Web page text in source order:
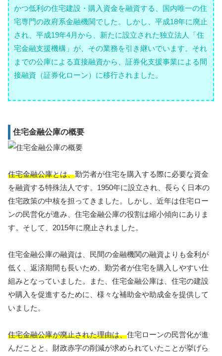
かつ低利の住宅建設・購入資金を融資する、国内唯一の住
宅専門の政府系金融機関でした。しかし、平成18年に廃止
され、平成19年4月から、新たに設立された独立法人「住
宅金融支援機構」が、その業務を引き継いでいます。それ
までの公庫による直接融資から、証券化支援事業による間
接融資（証券化ローン）に移行されました。
住宅金融公庫の概要
住宅金融公庫とは、勤労者が住宅を購入する際に必要な資金
を融資する特殊法人です。1950年に設立され、長らく日本の
住宅政策の中核を担ってきました。しかし、近年は住宅ロー
ンの民営化が進み、住宅金融公庫の役割は縮小傾向にありま
す。そして、2015年に廃止されました。
住宅金融公庫の融資は、民間の金融機関の融資よりも金利が
低く、返済期間も長いため、勤労者が住宅を購入しやすい仕
組みとなっていました。また、住宅金融公庫は、住宅の建設
や購入を促進するために、様々な補助金や助成金を提供して
いました。
住宅金融公庫が廃止された理由は、住宅ローンの民営化が進
んだことと、財政赤字の削減が求められていたことが挙げら